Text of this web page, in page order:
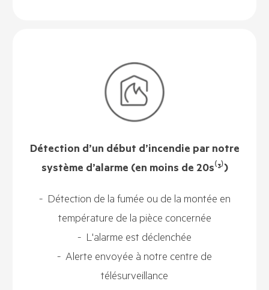
Détection d’un début d’incendie par notre
système d’alarme (en moins de 20s⁽³⁾)
- Détection de la fumée ou de la montée en
température de la pièce concernée
- L'alarme est déclenchée
- Alerte envoyée à notre centre de
télésurveillance